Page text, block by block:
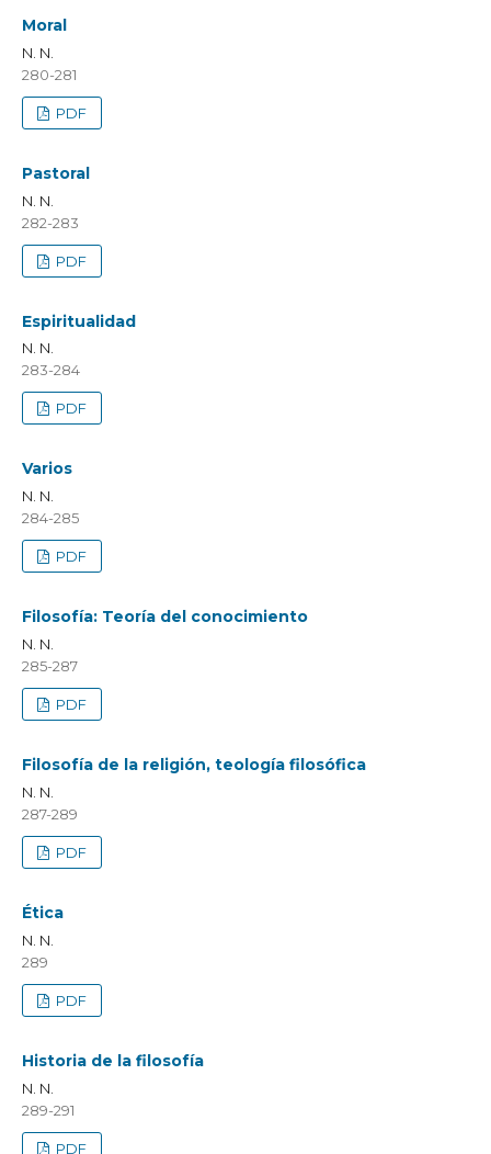
Moral
N. N.
280-281
PDF
Pastoral
N. N.
282-283
PDF
Espiritualidad
N. N.
283-284
PDF
Varios
N. N.
284-285
PDF
Filosofía: Teoría del conocimiento
N. N.
285-287
PDF
Filosofía de la religión, teología filosófica
N. N.
287-289
PDF
Ética
N. N.
289
PDF
Historia de la filosofía
N. N.
289-291
PDF